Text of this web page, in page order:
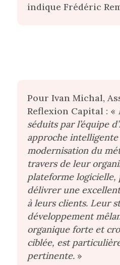
indique Frédéric
Pour Ivan Michal,
Reflexion Capital : «
séduits par l’équipe
approche intelligente
modernisation du
travers de leur
plateforme
délivrer une
à leurs clients. Leur
développement
organique forte et
ciblée, est
pertinente.»